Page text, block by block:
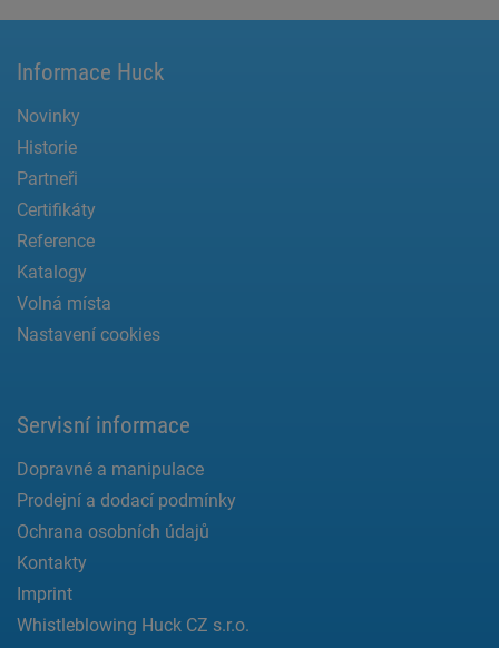
Informace Huck
Novinky
Historie
Partneři
Certifikáty
Reference
Katalogy
Volná místa
Nastavení cookies
Servisní informace
Dopravné a manipulace
Prodejní a dodací podmínky
Ochrana osobních údajů
Kontakty
Imprint
Whistleblowing Huck CZ s.r.o.